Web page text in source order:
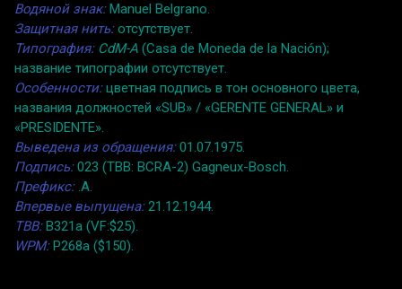
Водяной знак:Manuel Belgrano.
Защитная нить:отсутствует.
Типография: CdM-A (Casa de Moneda de la Nación);
название типографии отсутствует.
Особенности:цветная подпись в тон основного цвета,
названия должностей «SUB» / «GERENTE GENERAL» и
«PRESIDENTE».
Выведена из обращения:01.07.1975.
Подпись:023 (TBB: BCRA-2) Gagneux-Bosch.
Префикс:.A.
Впервые выпущена:21.12.1944.
TBB:B321a (VF:$25).
WPM:P268a ($150).